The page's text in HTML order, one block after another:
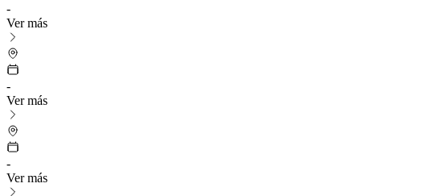
-
Ver más
-
Ver más
-
Ver más